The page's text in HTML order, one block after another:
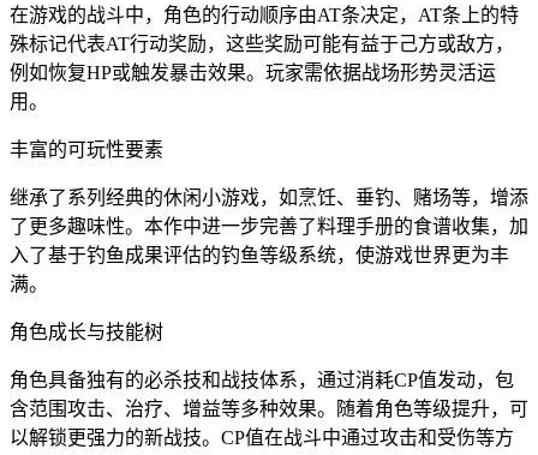
在游戏的战斗中，角色的行动顺序由AT条决定，AT条上的特
殊标记代表AT行动奖励，这些奖励可能有益于己方或敌方，
例如恢复HP或触发暴击效果。玩家需依据战场形势灵活运
用。
丰富的可玩性要素
继承了系列经典的休闲小游戏，如烹饪、垂钓、赌场等，增添
了更多趣味性。本作中进一步完善了料理手册的食谱收集，加
入了基于钓鱼成果评估的钓鱼等级系统，使游戏世界更为丰
满。
角色成长与技能树
角色具备独有的必杀技和战技体系，通过消耗CP值发动，包
含范围攻击、治疗、增益等多种效果。随着角色等级提升，可
以解锁更强力的新战技。CP值在战斗中通过攻击和受伤等方